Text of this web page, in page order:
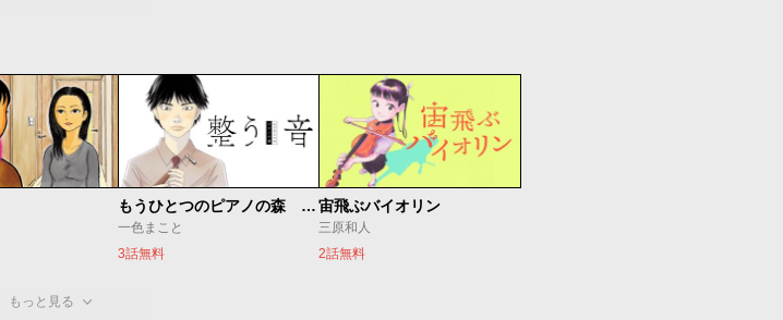
もうひとつのピアノの森 整う音
一色まこと
3話無料
宙飛ぶバイオリン
三原和人
2話無料
もっと見る